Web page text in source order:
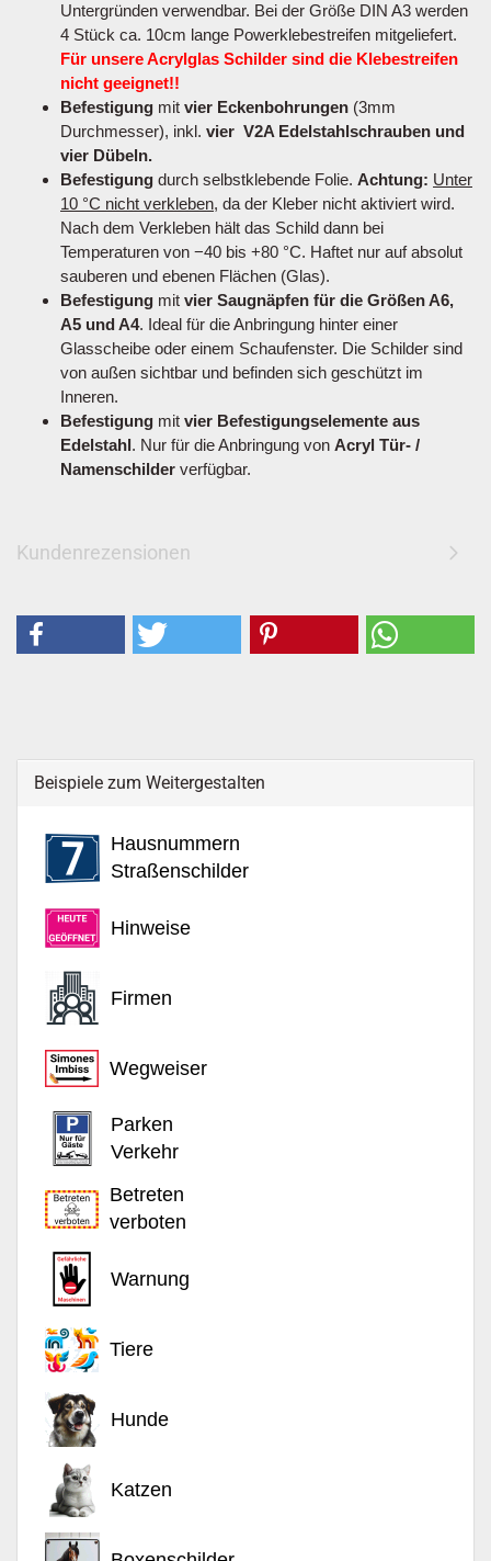
Untergründen verwendbar. Bei der Größe DIN A3 werden
4 Stück ca. 10cm lange Powerklebestreifen mitgeliefert.
Für unsere Acrylglas Schilder sind die Klebestreifen
nicht geeignet!!
Befestigung mit vier Eckenbohrungen (3mm
Durchmesser), inkl. vier V2A Edelstahlschrauben und
vier Dübeln.
Befestigung durch selbstklebende Folie. Achtung: Unter
10 °C nicht verkleben, da der Kleber nicht aktiviert wird.
Nach dem Verkleben hält das Schild dann bei
Temperaturen von −40 bis +80 °C. Haftet nur auf absolut
sauberen und ebenen Flächen (Glas).
Befestigung mit vier Saugnäpfen für die Größen A6,
A5 und A4. Ideal für die Anbringung hinter einer
Glasscheibe oder einem Schaufenster. Die Schilder sind
von außen sichtbar und befinden sich geschützt im
Inneren.
Befestigung mit vier Befestigungselemente aus
Edelstahl. Nur für die Anbringung von Acryl Tür- /
Namenschilder verfügbar.
Kundenrezensionen
Beispiele zum Weitergestalten
Hausnummern
Straßenschilder
Hinweise
Firmen
Wegweiser
Parken
Verkehr
Betreten
verboten
Warnung
Tiere
Hunde
Katzen